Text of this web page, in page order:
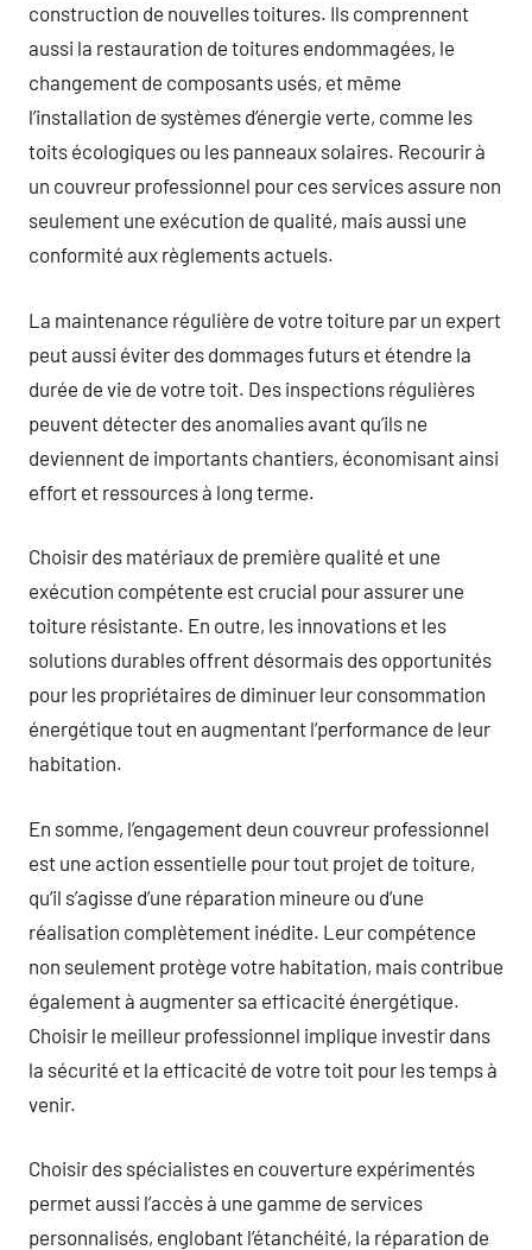
construction de nouvelles toitures. Ils comprennent
aussi la restauration de toitures endommagées, le
changement de composants usés, et même
l’installation de systèmes d’énergie verte, comme les
toits écologiques ou les panneaux solaires. Recourir à
un couvreur professionnel pour ces services assure non
seulement une exécution de qualité, mais aussi une
conformité aux règlements actuels.
La maintenance régulière de votre toiture par un expert
peut aussi éviter des dommages futurs et étendre la
durée de vie de votre toit. Des inspections régulières
peuvent détecter des anomalies avant qu’ils ne
deviennent de importants chantiers, économisant ainsi
effort et ressources à long terme.
Choisir des matériaux de première qualité et une
exécution compétente est crucial pour assurer une
toiture résistante. En outre, les innovations et les
solutions durables offrent désormais des opportunités
pour les propriétaires de diminuer leur consommation
énergétique tout en augmentant l’performance de leur
habitation.
En somme, l’engagement deun couvreur professionnel
est une action essentielle pour tout projet de toiture,
qu’il s’agisse d’une réparation mineure ou d’une
réalisation complètement inédite. Leur compétence
non seulement protège votre habitation, mais contribue
également à augmenter sa efficacité énergétique.
Choisir le meilleur professionnel implique investir dans
la sécurité et la efficacité de votre toit pour les temps à
venir.
Choisir des spécialistes en couverture expérimentés
permet aussi l’accès à une gamme de services
personnalisés, englobant l’étanchéité, la réparation de